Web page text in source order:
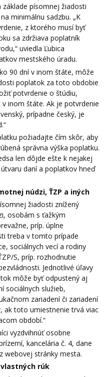
základe písomnej žiadosti
minimálnu sadzbu. „K
z ktorého musí byť
sa zdržiava poplatník
uviedla Ľubica
mestského úradu.
90 dní v inom štáte, môže
poplatok za toto obdobie
potvrdenie o štúdiu,
inom štáte. Ak je potvrdenie
prípadne český, je
požiadajte čím skôr, aby
správna výška poplatku.
len dôjde ešte k nejakej
daní a poplatkov hneď
núdzi, ŤZP a iných
žiadosti znížený
osobám s ťažkým
príp. úplne
treba v tomto prípade
sociálnych vecí a rodiny
S, príp. rozhodnutie
Jednotlivé úľavy
môže byť odpustený aj
sociálnych služieb,
zariadení či zariadení
ak toto umiestnenie trvá viac
období.“
vyzdvihnúť osobne
kancelária č. 4, dane
webovej stránky mesta.
rúk